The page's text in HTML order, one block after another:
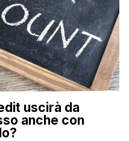
uscirà da
anche con